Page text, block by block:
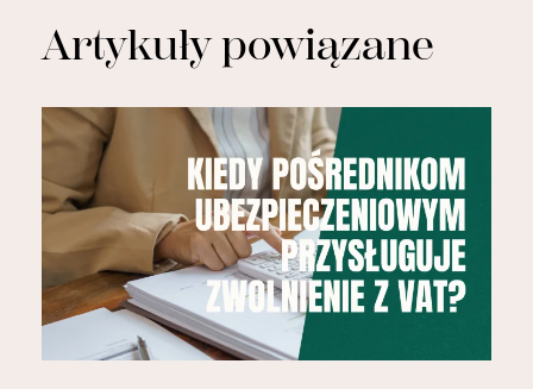
Artykuły powiązane